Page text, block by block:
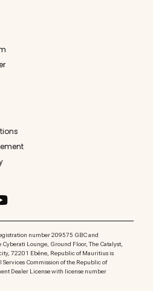
number 209575 GBC and
Cyberati Lounge, Ground Floor, The Catalyst,
72201 Ebène, Republic of Mauritius is
Commission of the Republic of
Dealer License with license number